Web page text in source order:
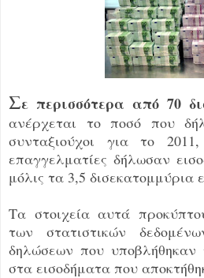
Σε περισσότερα από 70
ανέρχεται το ποσό που
συνταξιούχοι για το
επαγγελματίες δήλωσαν
μόλις τα 3,5 δισεκατομμύρια
Τα στοιχεία αυτά
των στατιστικών
δηλώσεων που υποβλήθηκαν
στα εισοδήματα που